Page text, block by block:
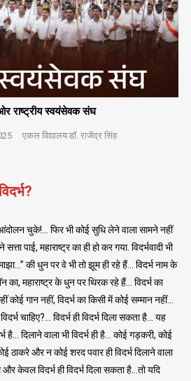
ओर राष्ट्रीय स्वयंसेवक संघ
एकल विद्यालयडॉ. राजेंद्र सिंह
चुके!… फिर भी कोई सुधि लेने वाला सामने नहीं
पाई, महाराष्ट्र का ही हो कर गया. विदर्भवादी भी
की धुन पर वे भी तो झूम ही रहे हैं… विदर्भ नाम के
का, महाराष्ट्र के धुन पर थिरक रहे हैं… विदर्भ का
कोई गान नहीं, विदर्भ का किसी में कोई सम्मान नहीं…
चाहिए?… विदर्भ ही विदर्भ दिला सकता है… यह
है… दिलाने वाला भी विदर्भ ही है… कोई गड़करी, कोई
ठाकरे और न कोई शरद पवार ही विदर्भ दिलाने वाला
केवल विदर्भ ही विदर्भ दिला सकता है…तो यदि